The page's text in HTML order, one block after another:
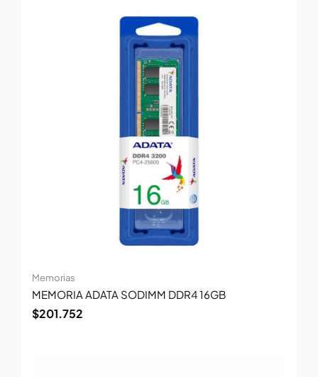
Memorias
MEMORIA ADATA SODIMM DDR4 16GB
$201.752